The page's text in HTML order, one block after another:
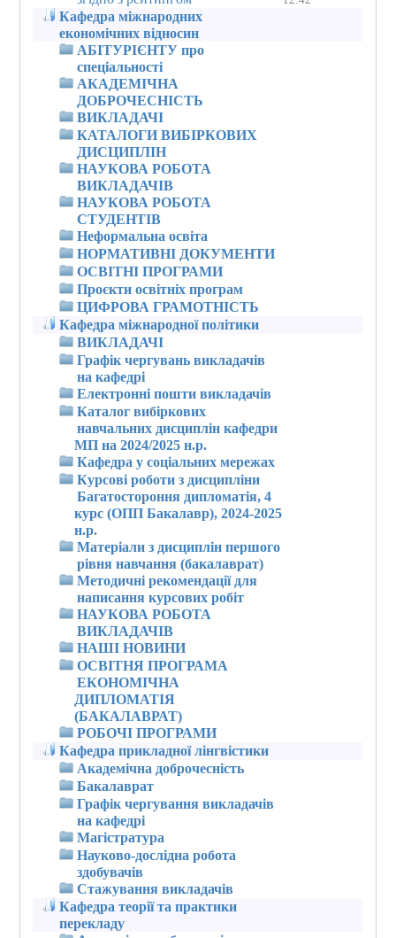
Кафедра міжнародних
економічних відносин
АБІТУРІЄНТУ про
спеціальності
АКАДЕМІЧНА
ДОБРОЧЕСНІСТЬ
ВИКЛАДАЧІ
КАТАЛОГИ ВИБІРКОВИХ
ДИСЦИПЛІН
НАУКОВА РОБОТА
ВИКЛАДАЧІВ
НАУКОВА РОБОТА
СТУДЕНТІВ
Неформальна освіта
НОРМАТИВНІ ДОКУМЕНТИ
ОСВІТНІ ПРОГРАМИ
Проєкти освітніх програм
ЦИФРОВА ГРАМОТНІСТЬ
Кафедра міжнародної політики
ВИКЛАДАЧІ
Графік чергувань викладачів
на кафедрі
Електронні пошти викладачів
Каталог вибіркових
навчальних дисциплін кафедри
МП на 2024/2025 н.р.
Кафедра у соціальних мережах
Курсові роботи з дисципліни
Багатостороння дипломатія, 4
курс (ОПП Бакалавр), 2024-2025
н.р.
Матеріали з дисциплін першого
рівня навчання (бакалаврат)
Методичні рекомендації для
написання курсових робіт
НАУКОВА РОБОТА
ВИКЛАДАЧІВ
НАШІ НОВИНИ
ОСВІТНЯ ПРОГРАМА
ЕКОНОМІЧНА
ДИПЛОМАТІЯ
(БАКАЛАВРАТ)
РОБОЧІ ПРОГРАМИ
Кафедра прикладної лінгвістики
Академічна доброчесність
Бакалаврат
Графік чергування викладачів
на кафедрі
Магістратура
Науково-дослідна робота
здобувачів
Стажування викладачів
Кафедра теорії та практики
перекладу